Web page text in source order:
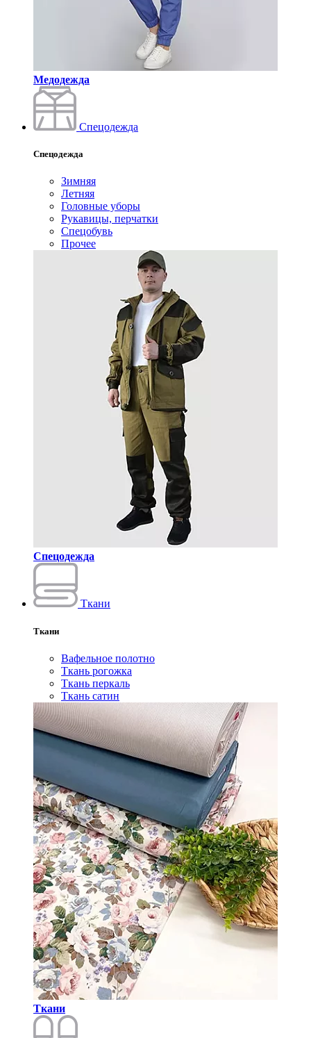
Медодежда
Спецодежда
Спецодежда
Зимняя
Летняя
Головные уборы
Рукавицы, перчатки
Спецобувь
Прочее
Спецодежда
Ткани
Ткани
Вафельное полотно
Ткань рогожка
Ткань перкаль
Ткань сатин
Ткани